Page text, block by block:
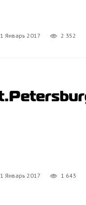
Январь 2017 2 352
Январь 2017 1 643